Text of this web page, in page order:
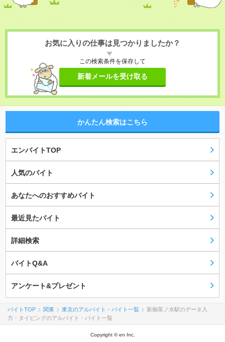
お気に入りの仕事は見つかりましたか？
この検索条件を保存して
新着メールを受け取る
かんたん検索はこちら
エンバイトTOP
人気のバイト
あなたへのおすすめバイト
最近見たバイト
詳細検索
バイトQ&A
アンケート&プレゼント
バイトTOP 関東 東京のアルバイト・バイト一覧
新御茶ノ水駅のデータ入
力・タイピングのアルバイト・バイト一覧
Copyright © en Inc.